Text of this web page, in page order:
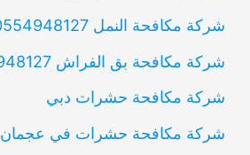
شركة مكافحة النمل 0554948127
شركة مكافحة بق الفراش 0554948127
شركة مكافحة حشرات دبي
شركة مكافحة حشرات في عجمان 0554948127